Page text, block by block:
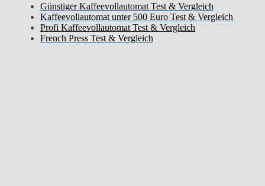
Günstiger Kaffeevollautomat Test & Vergleich
Kaffeevollautomat unter 500 Euro Test & Vergleich
Profi Kaffeevollautomat Test & Vergleich
French Press Test & Vergleich